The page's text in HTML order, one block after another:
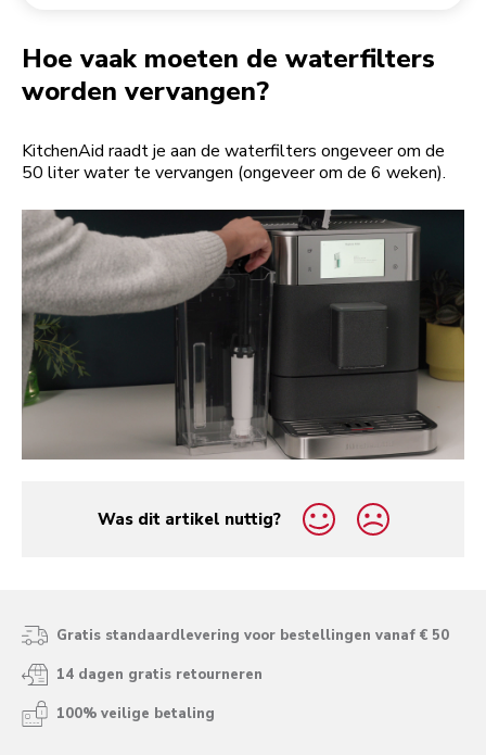
Hoe vaak moeten de waterfilters
worden vervangen?
KitchenAid raadt je aan de waterfilters ongeveer om de
50 liter water te vervangen (ongeveer om de 6 weken).
Was dit artikel nuttig?
yes
no
Gratis standaardlevering voor bestellingen vanaf € 50
14 dagen gratis retourneren
100% veilige betaling